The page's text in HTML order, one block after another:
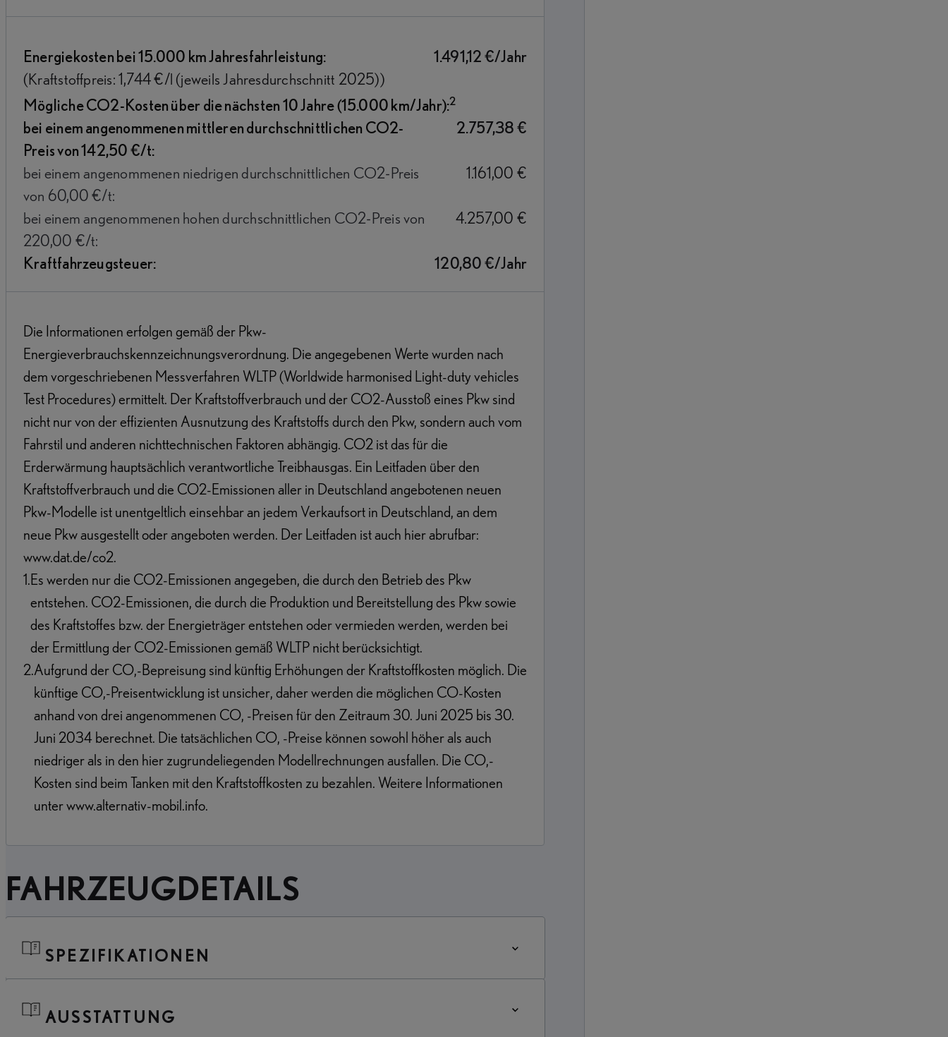
Energiekosten bei 15.000 km Jahresfahrleistung:
1.491,12 €/Jahr
(Kraftstoffpreis: 1,744 €/l (jeweils Jahresdurchschnitt 2025))
Mögliche CO2-Kosten über die nächsten 10 Jahre (15.000 km/Jahr):2
bei einem angenommenen mittleren durchschnittlichen CO2-
Preis von 142,50 €/t:
2.757,38 €
bei einem angenommenen niedrigen durchschnittlichen CO2-Preis
von 60,00 €/t:
1.161,00 €
bei einem angenommenen hohen durchschnittlichen CO2-Preis von
220,00 €/t:
4.257,00 €
Kraftfahrzeugsteuer: 120,80 €/Jahr
Die Informationen erfolgen gemäß der Pkw-
Energieverbrauchskennzeichnungsverordnung. Die angegebenen Werte wurden nach
dem vorgeschriebenen Messverfahren WLTP (Worldwide harmonised Light-duty vehicles
Test Procedures) ermittelt. Der Kraftstoffverbrauch und der CO2-Ausstoß eines Pkw sind
nicht nur von der effizienten Ausnutzung des Kraftstoffs durch den Pkw, sondern auch vom
Fahrstil und anderen nichttechnischen Faktoren abhängig. CO2 ist das für die
Erderwärmung hauptsächlich verantwortliche Treibhausgas. Ein Leitfaden über den
Kraftstoffverbrauch und die CO2-Emissionen aller in Deutschland angebotenen neuen
Pkw-Modelle ist unentgeltlich einsehbar an jedem Verkaufsort in Deutschland, an dem
neue Pkw ausgestellt oder angeboten werden. Der Leitfaden ist auch hier abrufbar:
www.dat.de/co2.
1.Es werden nur die CO2-Emissionen angegeben, die durch den Betrieb des Pkw
entstehen. CO2-Emissionen, die durch die Produktion und Bereitstellung des Pkw sowie
des Kraftstoffes bzw. der Energieträger entstehen oder vermieden werden, werden bei
der Ermittlung der CO2-Emissionen gemäß WLTP nicht berücksichtigt.
2.Aufgrund der CO,-Bepreisung sind künftig Erhöhungen der Kraftstoffkosten möglich. Die
künftige CO,-Preisentwicklung ist unsicher, daher werden die möglichen CO-Kosten
anhand von drei angenommenen CO, -Preisen für den Zeitraum 30. Juni 2025 bis 30.
Juni 2034 berechnet. Die tatsächlichen CO, -Preise können sowohl höher als auch
niedriger als in den hier zugrundeliegenden Modellrechnungen ausfallen. Die CO,-
Kosten sind beim Tanken mit den Kraftstoffkosten zu bezahlen. Weitere Informationen
unter www.alternativ-mobil.info.
FAHRZEUGDETAILS
SPEZIFIKATIONEN
AUSSTATTUNG